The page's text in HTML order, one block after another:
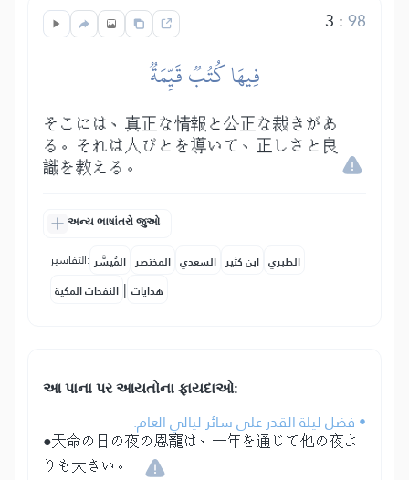
3 :98
فِيهَا كُتُبٞ قَيِّمَةٞ
そこには、真正な情報と公正な裁きがあ
る。それは人びとを導いて、正しさと良
識を教える。
અન્ય ભાષાંતરો જુઓ
التفاسير: المُيسَّر المختصر السعدي ابن كثير الطبري
النفحات المكية | هدايات
આ પાના પર આયતોના ફાયદાઓ:
• فضل ليلة القدر على سائر ليالي العام.
●天命の日の夜の恩寵は、一年を通じて他の夜よ
りも大きい。